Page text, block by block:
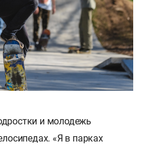
и молодежь
«Я в парках